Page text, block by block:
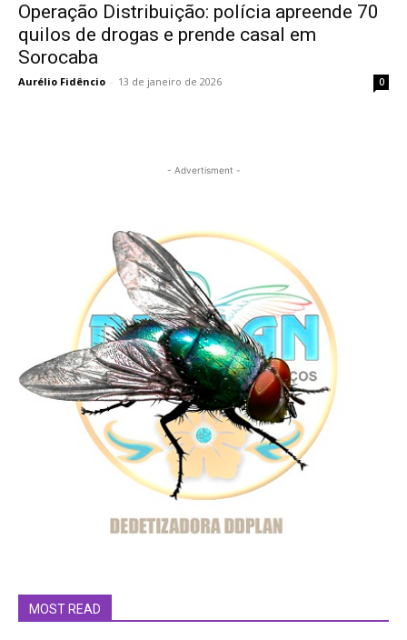
Operação Distribuição: polícia apreende 70
quilos de drogas e prende casal em
Sorocaba
Aurélio Fidêncio - 13 de janeiro de 2026 0
- Advertisment -
MOST READ